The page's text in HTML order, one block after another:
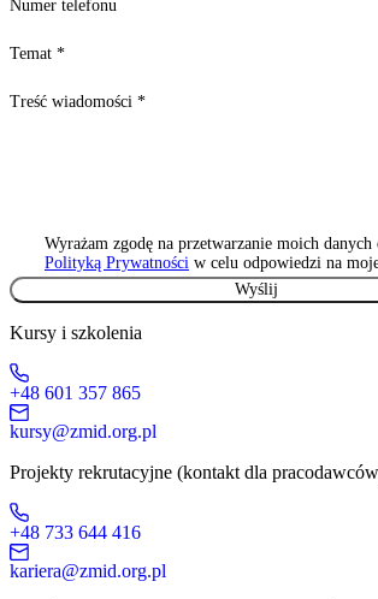
Numer telefonu
Temat *
Treść wiadomości *
Wyrażam zgodę na przetwarzanie moich
Polityką Prywatności w celu odpowiedzi na
Kursy i szkolenia
+48 601 357 865
kursy@zmid.org.pl
Projekty rekrutacyjne (kontakt dla
+48 733 644 416
kariera@zmid.org.pl